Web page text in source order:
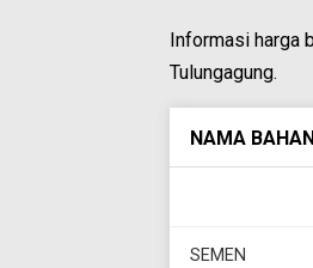
Informasi harga
Tulungagung.
NAMA
SEMEN